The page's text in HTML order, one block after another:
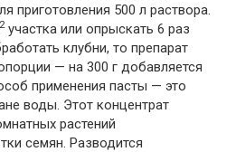
приготовления 500 л раствора.
2участка или опрыскать 6 раз
клубни, то препарат
— на 300 г добавляется
применения пасты — это
воды. Этот концентрат
растений
семян. Разводится